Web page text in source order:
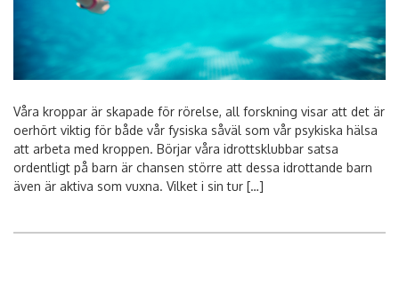
Våra kroppar är skapade för rörelse, all forskning visar att det är
oerhört viktig för både vår fysiska såväl som vår psykiska hälsa
att arbeta med kroppen. Börjar våra idrottsklubbar satsa
ordentligt på barn är chansen större att dessa idrottande barn
även är aktiva som vuxna. Vilket i sin tur […]